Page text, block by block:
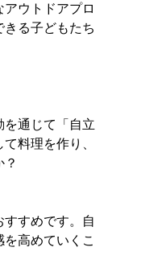
ウトドアプロ
る子どもたち
を通じて「自立
料理を作り、
すめです。自
高めていくこ